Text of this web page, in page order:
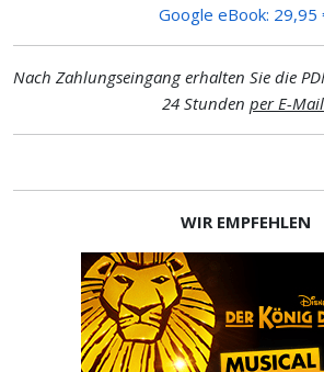
Google eBook: 29,95
Nach Zahlungseingang erhalten Sie die
24 Stunden per E-Mail
WIR EMPFEHLEN